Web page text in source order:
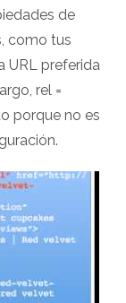
de
como tus
URL preferida
rel =
porque no es